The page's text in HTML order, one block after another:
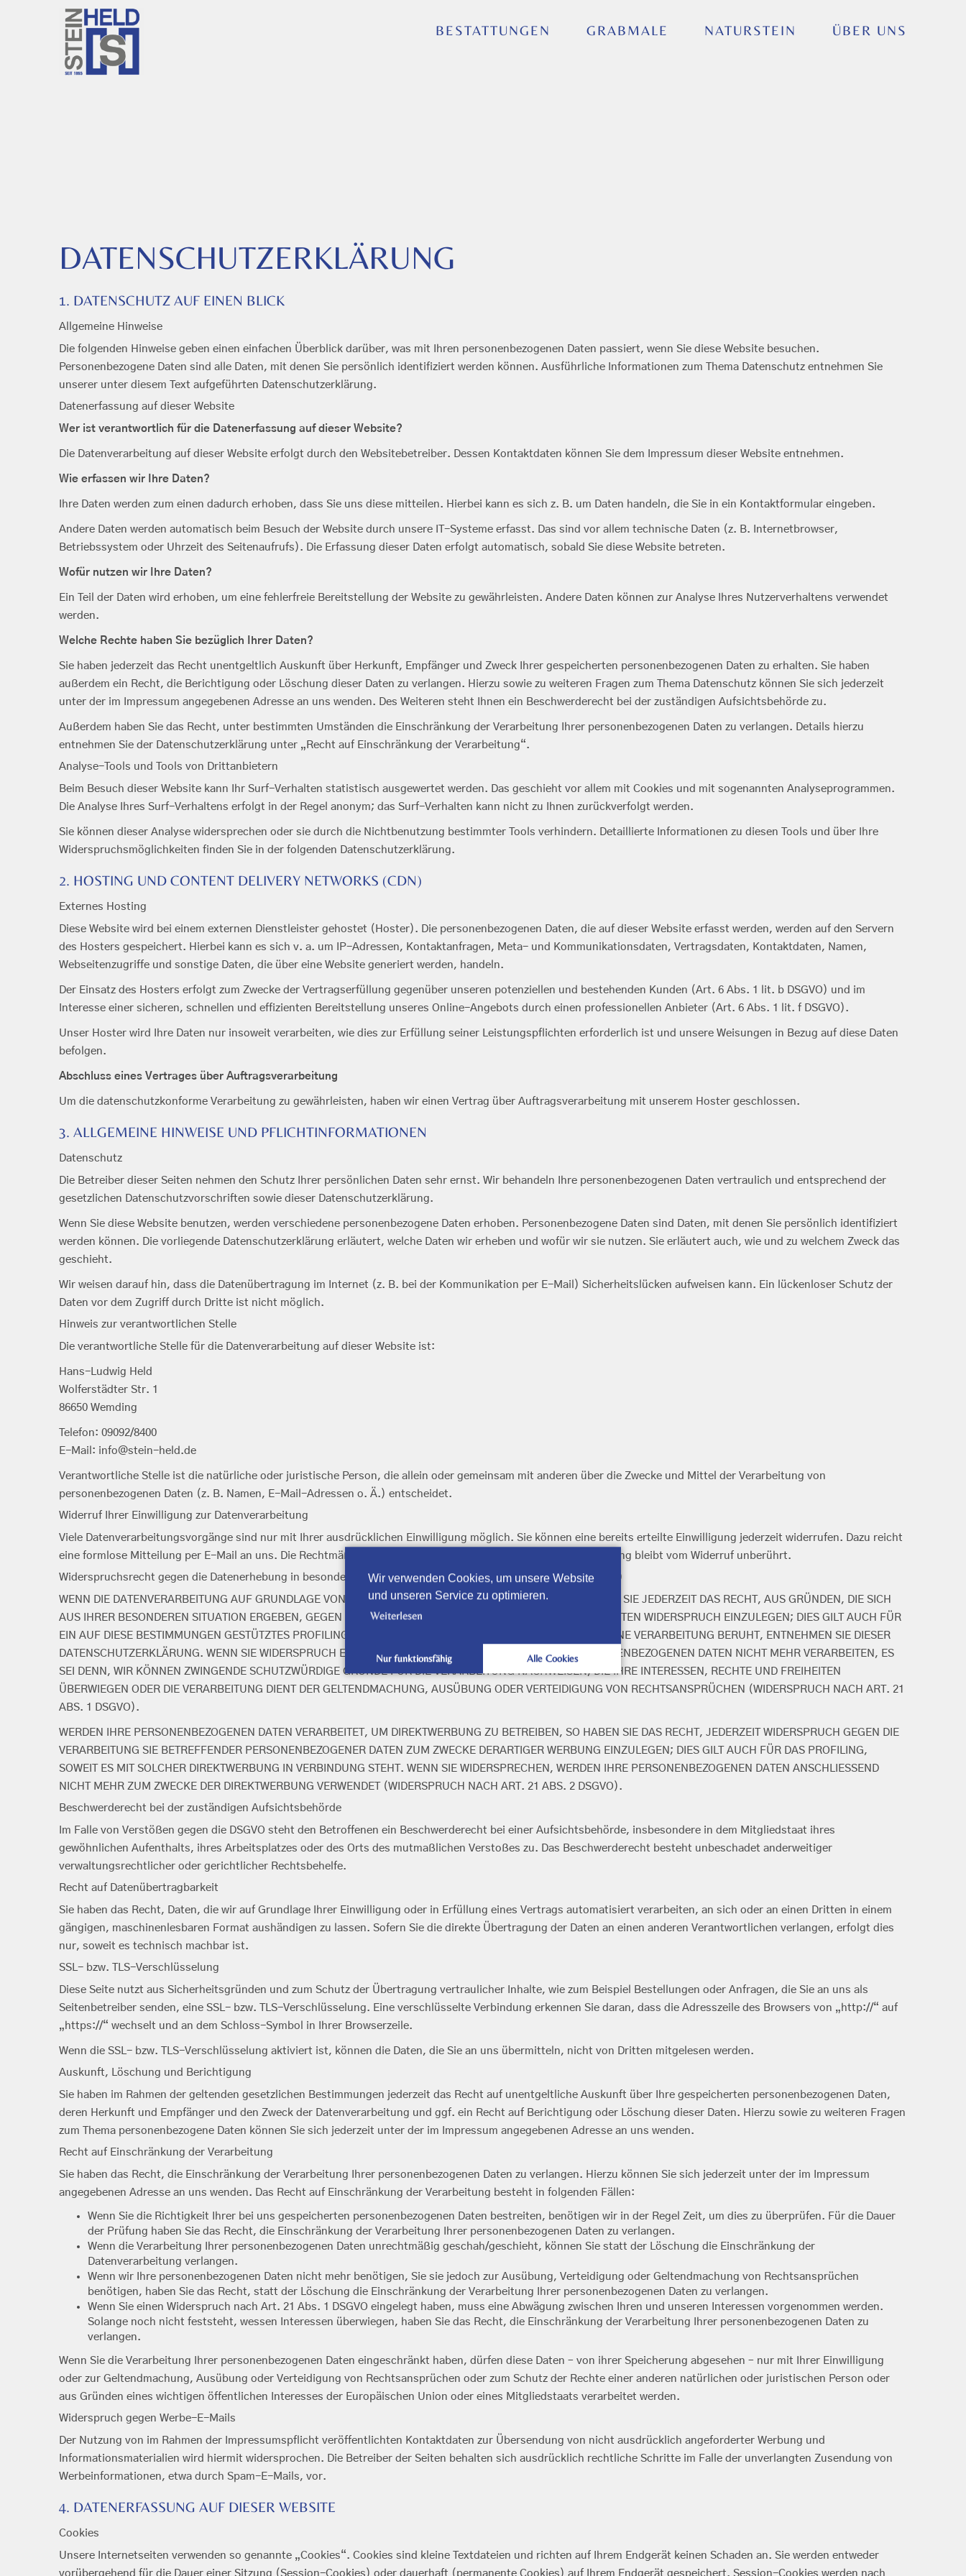
Wir verwenden Cookies, um unsere Website
und unseren Service zu optimieren.
Weiterlesen
Nur funktionsfähig Alle Cookies
BESTATTUNGEN GRABMALE NATURSTEIN ÜBER UNS
DATENSCHUTZERKLÄRUNG
1. DATENSCHUTZ AUF EINEN BLICK
Allgemeine Hinweise
Die folgenden Hinweise geben einen einfachen Überblick darüber, was mit Ihren personenbezogenen Daten passiert, wenn Sie diese Website besuchen.
Personenbezogene Daten sind alle Daten, mit denen Sie persönlich identifiziert werden können. Ausführliche Informationen zum Thema Datenschutz entnehmen Sie
unserer unter diesem Text aufgeführten Datenschutzerklärung.
Datenerfassung auf dieser Website
Wer ist verantwortlich für die Datenerfassung auf dieser Website?
Die Datenverarbeitung auf dieser Website erfolgt durch den Websitebetreiber. Dessen Kontaktdaten können Sie dem Impressum dieser Website entnehmen.
Wie erfassen wir Ihre Daten?
Ihre Daten werden zum einen dadurch erhoben, dass Sie uns diese mitteilen. Hierbei kann es sich z. B. um Daten handeln, die Sie in ein Kontaktformular eingeben.
Andere Daten werden automatisch beim Besuch der Website durch unsere IT-Systeme erfasst. Das sind vor allem technische Daten (z. B. Internetbrowser,
Betriebssystem oder Uhrzeit des Seitenaufrufs). Die Erfassung dieser Daten erfolgt automatisch, sobald Sie diese Website betreten.
Wofür nutzen wir Ihre Daten?
Ein Teil der Daten wird erhoben, um eine fehlerfreie Bereitstellung der Website zu gewährleisten. Andere Daten können zur Analyse Ihres Nutzerverhaltens verwendet
werden.
Welche Rechte haben Sie bezüglich Ihrer Daten?
Sie haben jederzeit das Recht unentgeltlich Auskunft über Herkunft, Empfänger und Zweck Ihrer gespeicherten personenbezogenen Daten zu erhalten. Sie haben
außerdem ein Recht, die Berichtigung oder Löschung dieser Daten zu verlangen. Hierzu sowie zu weiteren Fragen zum Thema Datenschutz können Sie sich jederzeit
unter der im Impressum angegebenen Adresse an uns wenden. Des Weiteren steht Ihnen ein Beschwerderecht bei der zuständigen Aufsichtsbehörde zu.
Außerdem haben Sie das Recht, unter bestimmten Umständen die Einschränkung der Verarbeitung Ihrer personenbezogenen Daten zu verlangen. Details hierzu
entnehmen Sie der Datenschutzerklärung unter „Recht auf Einschränkung der Verarbeitung“.
Analyse-Tools und Tools von Drittanbietern
Beim Besuch dieser Website kann Ihr Surf-Verhalten statistisch ausgewertet werden. Das geschieht vor allem mit Cookies und mit sogenannten Analyseprogrammen.
Die Analyse Ihres Surf-Verhaltens erfolgt in der Regel anonym; das Surf-Verhalten kann nicht zu Ihnen zurückverfolgt werden.
Sie können dieser Analyse widersprechen oder sie durch die Nichtbenutzung bestimmter Tools verhindern. Detaillierte Informationen zu diesen Tools und über Ihre
Widerspruchsmöglichkeiten finden Sie in der folgenden Datenschutzerklärung.
2. HOSTING UND CONTENT DELIVERY NETWORKS (CDN)
Externes Hosting
Diese Website wird bei einem externen Dienstleister gehostet (Hoster). Die personenbezogenen Daten, die auf dieser Website erfasst werden, werden auf den Servern
des Hosters gespeichert. Hierbei kann es sich v. a. um IP-Adressen, Kontaktanfragen, Meta- und Kommunikationsdaten, Vertragsdaten, Kontaktdaten, Namen,
Webseitenzugriffe und sonstige Daten, die über eine Website generiert werden, handeln.
Der Einsatz des Hosters erfolgt zum Zwecke der Vertragserfüllung gegenüber unseren potenziellen und bestehenden Kunden (Art. 6 Abs. 1 lit. b DSGVO) und im
Interesse einer sicheren, schnellen und effizienten Bereitstellung unseres Online-Angebots durch einen professionellen Anbieter (Art. 6 Abs. 1 lit. f DSGVO).
Unser Hoster wird Ihre Daten nur insoweit verarbeiten, wie dies zur Erfüllung seiner Leistungspflichten erforderlich ist und unsere Weisungen in Bezug auf diese Daten
befolgen.
Abschluss eines Vertrages über Auftragsverarbeitung
Um die datenschutzkonforme Verarbeitung zu gewährleisten, haben wir einen Vertrag über Auftragsverarbeitung mit unserem Hoster geschlossen.
3. ALLGEMEINE HINWEISE UND PFLICHTINFORMATIONEN
Datenschutz
Die Betreiber dieser Seiten nehmen den Schutz Ihrer persönlichen Daten sehr ernst. Wir behandeln Ihre personenbezogenen Daten vertraulich und entsprechend der
gesetzlichen Datenschutzvorschriften sowie dieser Datenschutzerklärung.
Wenn Sie diese Website benutzen, werden verschiedene personenbezogene Daten erhoben. Personenbezogene Daten sind Daten, mit denen Sie persönlich identifiziert
werden können. Die vorliegende Datenschutzerklärung erläutert, welche Daten wir erheben und wofür wir sie nutzen. Sie erläutert auch, wie und zu welchem Zweck das
geschieht.
Wir weisen darauf hin, dass die Datenübertragung im Internet (z. B. bei der Kommunikation per E-Mail) Sicherheitslücken aufweisen kann. Ein lückenloser Schutz der
Daten vor dem Zugriff durch Dritte ist nicht möglich.
Hinweis zur verantwortlichen Stelle
Die verantwortliche Stelle für die Datenverarbeitung auf dieser Website ist:
Hans-Ludwig Held
Wolferstädter Str. 1
86650 Wemding
Telefon: 09092/8400
E-Mail: info@stein-held.de
Verantwortliche Stelle ist die natürliche oder juristische Person, die allein oder gemeinsam mit anderen über die Zwecke und Mittel der Verarbeitung von
personenbezogenen Daten (z. B. Namen, E-Mail-Adressen o. Ä.) entscheidet.
Widerruf Ihrer Einwilligung zur Datenverarbeitung
Viele Datenverarbeitungsvorgänge sind nur mit Ihrer ausdrücklichen Einwilligung möglich. Sie können eine bereits erteilte Einwilligung jederzeit widerrufen. Dazu reicht
eine formlose Mitteilung per E-Mail an uns. Die Rechtmäßigkeit der bis zum Widerruf erfolgten Datenverarbeitung bleibt vom Widerruf unberührt.
Widerspruchsrecht gegen die Datenerhebung in besonderen Fällen sowie gegen Direktwerbung (Art. 21 DSGVO)
WENN DIE DATENVERARBEITUNG AUF GRUNDLAGE VON ART. 6 ABS. 1 LIT. E ODER F DSGVO ERFOLGT, HABEN SIE JEDERZEIT DAS RECHT, AUS GRÜNDEN, DIE SICH
AUS IHRER BESONDEREN SITUATION ERGEBEN, GEGEN DIE VERARBEITUNG IHRER PERSONENBEZOGENEN DATEN WIDERSPRUCH EINZULEGEN; DIES GILT AUCH FÜR
EIN AUF DIESE BESTIMMUNGEN GESTÜTZTES PROFILING. DIE JEWEILIGE RECHTSGRUNDLAGE, AUF DENEN EINE VERARBEITUNG BERUHT, ENTNEHMEN SIE DIESER
DATENSCHUTZERKLÄRUNG. WENN SIE WIDERSPRUCH EINLEGEN, WERDEN WIR IHRE BETROFFENEN PERSONENBEZOGENEN DATEN NICHT MEHR VERARBEITEN, ES
SEI DENN, WIR KÖNNEN ZWINGENDE SCHUTZWÜRDIGE GRÜNDE FÜR DIE VERARBEITUNG NACHWEISEN, DIE IHRE INTERESSEN, RECHTE UND FREIHEITEN
ÜBERWIEGEN ODER DIE VERARBEITUNG DIENT DER GELTENDMACHUNG, AUSÜBUNG ODER VERTEIDIGUNG VON RECHTSANSPRÜCHEN (WIDERSPRUCH NACH ART. 21
ABS. 1 DSGVO).
WERDEN IHRE PERSONENBEZOGENEN DATEN VERARBEITET, UM DIREKTWERBUNG ZU BETREIBEN, SO HABEN SIE DAS RECHT, JEDERZEIT WIDERSPRUCH GEGEN DIE
VERARBEITUNG SIE BETREFFENDER PERSONENBEZOGENER DATEN ZUM ZWECKE DERARTIGER WERBUNG EINZULEGEN; DIES GILT AUCH FÜR DAS PROFILING,
SOWEIT ES MIT SOLCHER DIREKTWERBUNG IN VERBINDUNG STEHT. WENN SIE WIDERSPRECHEN, WERDEN IHRE PERSONENBEZOGENEN DATEN ANSCHLIESSEND
NICHT MEHR ZUM ZWECKE DER DIREKTWERBUNG VERWENDET (WIDERSPRUCH NACH ART. 21 ABS. 2 DSGVO).
Beschwerderecht bei der zuständigen Aufsichtsbehörde
Im Falle von Verstößen gegen die DSGVO steht den Betroffenen ein Beschwerderecht bei einer Aufsichtsbehörde, insbesondere in dem Mitgliedstaat ihres
gewöhnlichen Aufenthalts, ihres Arbeitsplatzes oder des Orts des mutmaßlichen Verstoßes zu. Das Beschwerderecht besteht unbeschadet anderweitiger
verwaltungsrechtlicher oder gerichtlicher Rechtsbehelfe.
Recht auf Datenübertragbarkeit
Sie haben das Recht, Daten, die wir auf Grundlage Ihrer Einwilligung oder in Erfüllung eines Vertrags automatisiert verarbeiten, an sich oder an einen Dritten in einem
gängigen, maschinenlesbaren Format aushändigen zu lassen. Sofern Sie die direkte Übertragung der Daten an einen anderen Verantwortlichen verlangen, erfolgt dies
nur, soweit es technisch machbar ist.
SSL- bzw. TLS-Verschlüsselung
Diese Seite nutzt aus Sicherheitsgründen und zum Schutz der Übertragung vertraulicher Inhalte, wie zum Beispiel Bestellungen oder Anfragen, die Sie an uns als
Seitenbetreiber senden, eine SSL- bzw. TLS-Verschlüsselung. Eine verschlüsselte Verbindung erkennen Sie daran, dass die Adresszeile des Browsers von „http://“ auf
„https://“ wechselt und an dem Schloss-Symbol in Ihrer Browserzeile.
Wenn die SSL- bzw. TLS-Verschlüsselung aktiviert ist, können die Daten, die Sie an uns übermitteln, nicht von Dritten mitgelesen werden.
Auskunft, Löschung und Berichtigung
Sie haben im Rahmen der geltenden gesetzlichen Bestimmungen jederzeit das Recht auf unentgeltliche Auskunft über Ihre gespeicherten personenbezogenen Daten,
deren Herkunft und Empfänger und den Zweck der Datenverarbeitung und ggf. ein Recht auf Berichtigung oder Löschung dieser Daten. Hierzu sowie zu weiteren Fragen
zum Thema personenbezogene Daten können Sie sich jederzeit unter der im Impressum angegebenen Adresse an uns wenden.
Recht auf Einschränkung der Verarbeitung
Sie haben das Recht, die Einschränkung der Verarbeitung Ihrer personenbezogenen Daten zu verlangen. Hierzu können Sie sich jederzeit unter der im Impressum
angegebenen Adresse an uns wenden. Das Recht auf Einschränkung der Verarbeitung besteht in folgenden Fällen:
Wenn Sie die Richtigkeit Ihrer bei uns gespeicherten personenbezogenen Daten bestreiten, benötigen wir in der Regel Zeit, um dies zu überprüfen. Für die Dauer
der Prüfung haben Sie das Recht, die Einschränkung der Verarbeitung Ihrer personenbezogenen Daten zu verlangen.
Wenn die Verarbeitung Ihrer personenbezogenen Daten unrechtmäßig geschah/geschieht, können Sie statt der Löschung die Einschränkung der
Datenverarbeitung verlangen.
Wenn wir Ihre personenbezogenen Daten nicht mehr benötigen, Sie sie jedoch zur Ausübung, Verteidigung oder Geltendmachung von Rechtsansprüchen
benötigen, haben Sie das Recht, statt der Löschung die Einschränkung der Verarbeitung Ihrer personenbezogenen Daten zu verlangen.
Wenn Sie einen Widerspruch nach Art. 21 Abs. 1 DSGVO eingelegt haben, muss eine Abwägung zwischen Ihren und unseren Interessen vorgenommen werden.
Solange noch nicht feststeht, wessen Interessen überwiegen, haben Sie das Recht, die Einschränkung der Verarbeitung Ihrer personenbezogenen Daten zu
verlangen.
Wenn Sie die Verarbeitung Ihrer personenbezogenen Daten eingeschränkt haben, dürfen diese Daten – von ihrer Speicherung abgesehen – nur mit Ihrer Einwilligung
oder zur Geltendmachung, Ausübung oder Verteidigung von Rechtsansprüchen oder zum Schutz der Rechte einer anderen natürlichen oder juristischen Person oder
aus Gründen eines wichtigen öffentlichen Interesses der Europäischen Union oder eines Mitgliedstaats verarbeitet werden.
Widerspruch gegen Werbe-E-Mails
Der Nutzung von im Rahmen der Impressumspflicht veröffentlichten Kontaktdaten zur Übersendung von nicht ausdrücklich angeforderter Werbung und
Informationsmaterialien wird hiermit widersprochen. Die Betreiber der Seiten behalten sich ausdrücklich rechtliche Schritte im Falle der unverlangten Zusendung von
Werbeinformationen, etwa durch Spam-E-Mails, vor.
4. DATENERFASSUNG AUF DIESER WEBSITE
Cookies
Unsere Internetseiten verwenden so genannte „Cookies“. Cookies sind kleine Textdateien und richten auf Ihrem Endgerät keinen Schaden an. Sie werden entweder
vorübergehend für die Dauer einer Sitzung (Session-Cookies) oder dauerhaft (permanente Cookies) auf Ihrem Endgerät gespeichert. Session-Cookies werden nach